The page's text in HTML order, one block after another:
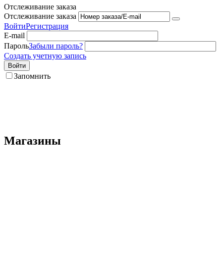
Отслеживание заказа
Отслеживание заказа
ВойтиРегистрация
E-mail
ПарольЗабыли пароль?
Создать учетную запись
Войти
Запомнить
Магазины